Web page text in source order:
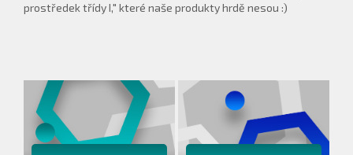
prostředek třídy I," které naše produkty hrdě nesou :)